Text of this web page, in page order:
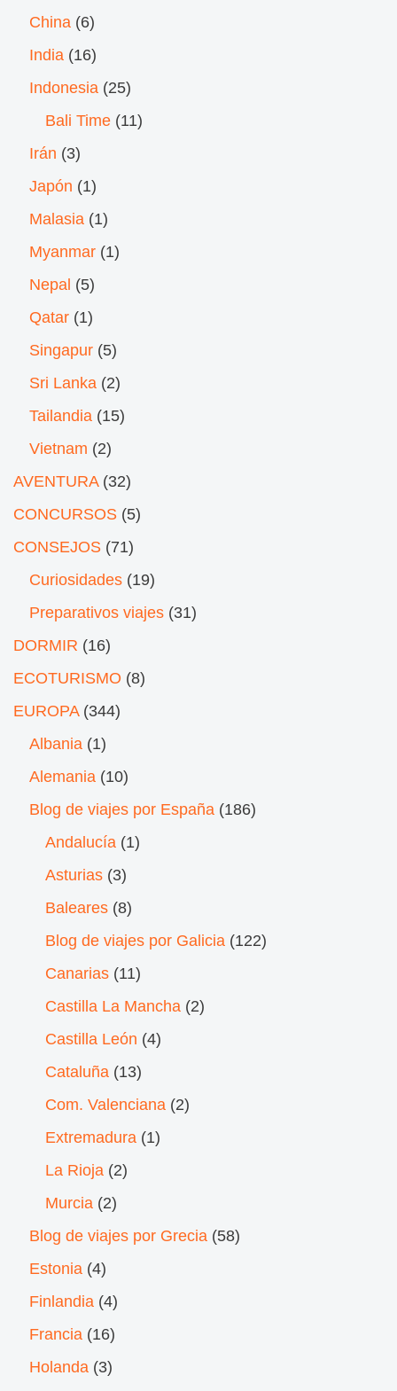
China (6)
India (16)
Indonesia (25)
Bali Time (11)
Irán (3)
Japón (1)
Malasia (1)
Myanmar (1)
Nepal (5)
Qatar (1)
Singapur (5)
Sri Lanka (2)
Tailandia (15)
Vietnam (2)
AVENTURA(32)
CONCURSOS (5)
CONSEJOS (71)
Curiosidades (19)
Preparativos viajes (31)
DORMIR (16)
ECOTURISMO (8)
EUROPA(344)
Albania (1)
Alemania (10)
Blog de viajes por España (186)
Andalucía (1)
Asturias (3)
Baleares (8)
Blog de viajes por Galicia (122)
Canarias (11)
Castilla La Mancha (2)
Castilla León (4)
Cataluña (13)
Com. Valenciana (2)
Extremadura (1)
La Rioja (2)
Murcia (2)
Blog de viajes por Grecia (58)
Estonia (4)
Finlandia (4)
Francia (16)
Holanda (3)